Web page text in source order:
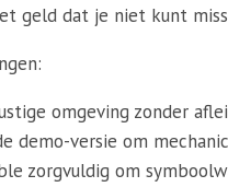
geld dat je niet kunt
omgeving zonder
demo-versie om
zorgvuldig om